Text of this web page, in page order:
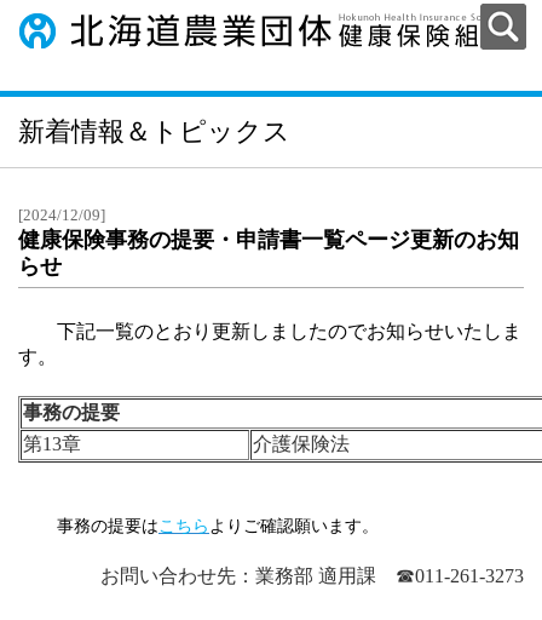
新着情報＆トピックス
[2024/12/09]
健康保険事務の提要・申請書一覧ページ更新のお知
らせ
下記一覧のとおり更新しましたのでお知らせいたしま
す。
事務の提要
第13章
介護保険法
事務の提要はこちら よりご確認願います。
お問い合わせ先：業務部 適用課 ☎011-261-3273